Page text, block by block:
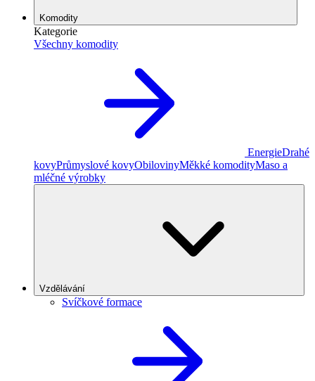
Komodity
Kategorie
Všechny komodity
EnergieDrahé
kovyPrůmyslové kovyObilovinyMěkké komodityMaso a
mléčné výrobky
Vzdělávání
Svíčkové formace